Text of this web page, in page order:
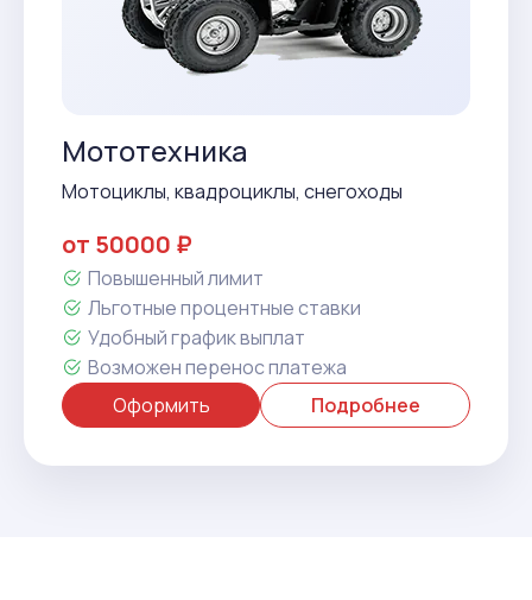
Мототехника
Мотоциклы, квадроциклы, снегоходы
от 50000 ₽
Повышенный лимит
Льготные процентные ставки
Удобный график выплат
Возможен перенос платежа
Оформить
Подробнее